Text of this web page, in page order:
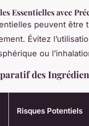
Essentielles avec
peuvent être
Évitez
ou
des
Risques Potentiels